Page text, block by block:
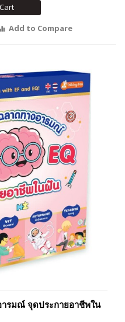
Add to Compare
รมณ์ จุดประกายอาชีพใน